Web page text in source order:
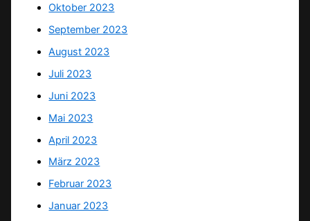
Oktober 2023
September 2023
August 2023
Juli 2023
Juni 2023
Mai 2023
April 2023
März 2023
Februar 2023
Januar 2023